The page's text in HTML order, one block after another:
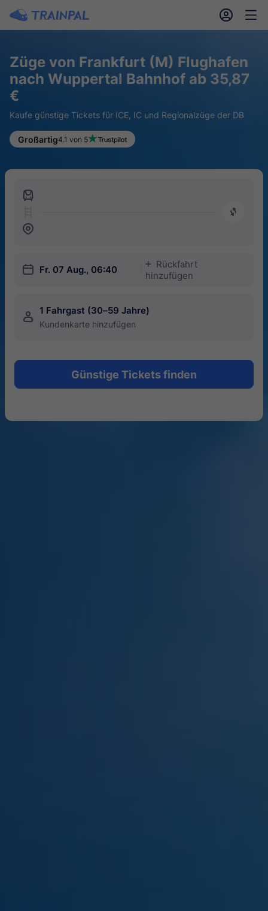
󱎓 󱒨
Züge von Frankfurt (M) Flughafen
nach Wuppertal Bahnhof ab 35,87
€
Kaufe günstige Tickets für ICE, IC und Regionalzüge der DB
Großartig4.1 von 5
󱍉
󰿠
󱒣
󱎗 Fr. 07 Aug., 06:40
󱅇
Rückfahrt
hinzufügen
󱍂 1 Fahrgast (30–59 Jahre)
Kundenkarte hinzufügen
Günstige Tickets finden